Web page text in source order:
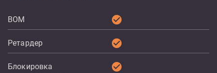
ВОМ check_circle
Ретардер check_circle
Блокировка
check_circle